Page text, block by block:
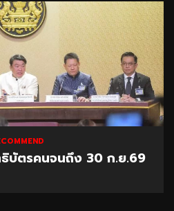
ธิบัตรคนจนถึง 30 ก.ย.69